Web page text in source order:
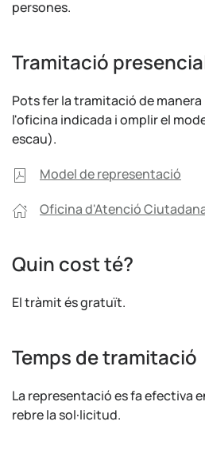
persones.
Tramitació
Pots fer la tramitació de
l'oficina indicada i omplir el
escau).
Model de representació
Oficina d'Atenció
Quin cost té?
El tràmit és gratuït.
Temps de tramitació
La representació es fa efectiva
rebre la sol·licitud.